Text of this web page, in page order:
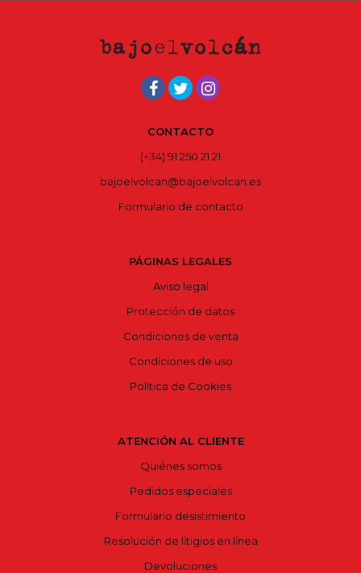
CONTACTO
(+34) 91 250 21 21
bajoelvolcan@bajoelvolcan.es
Formulario de contacto
PÁGINAS LEGALES
Aviso legal
Protección de datos
Condiciones de venta
Condiciones de uso
Política de Cookies
ATENCIÓN AL CLIENTE
Quiénes somos
Pedidos especiales
Formulario desistimiento
Resolución de litigios en línea
Devoluciones